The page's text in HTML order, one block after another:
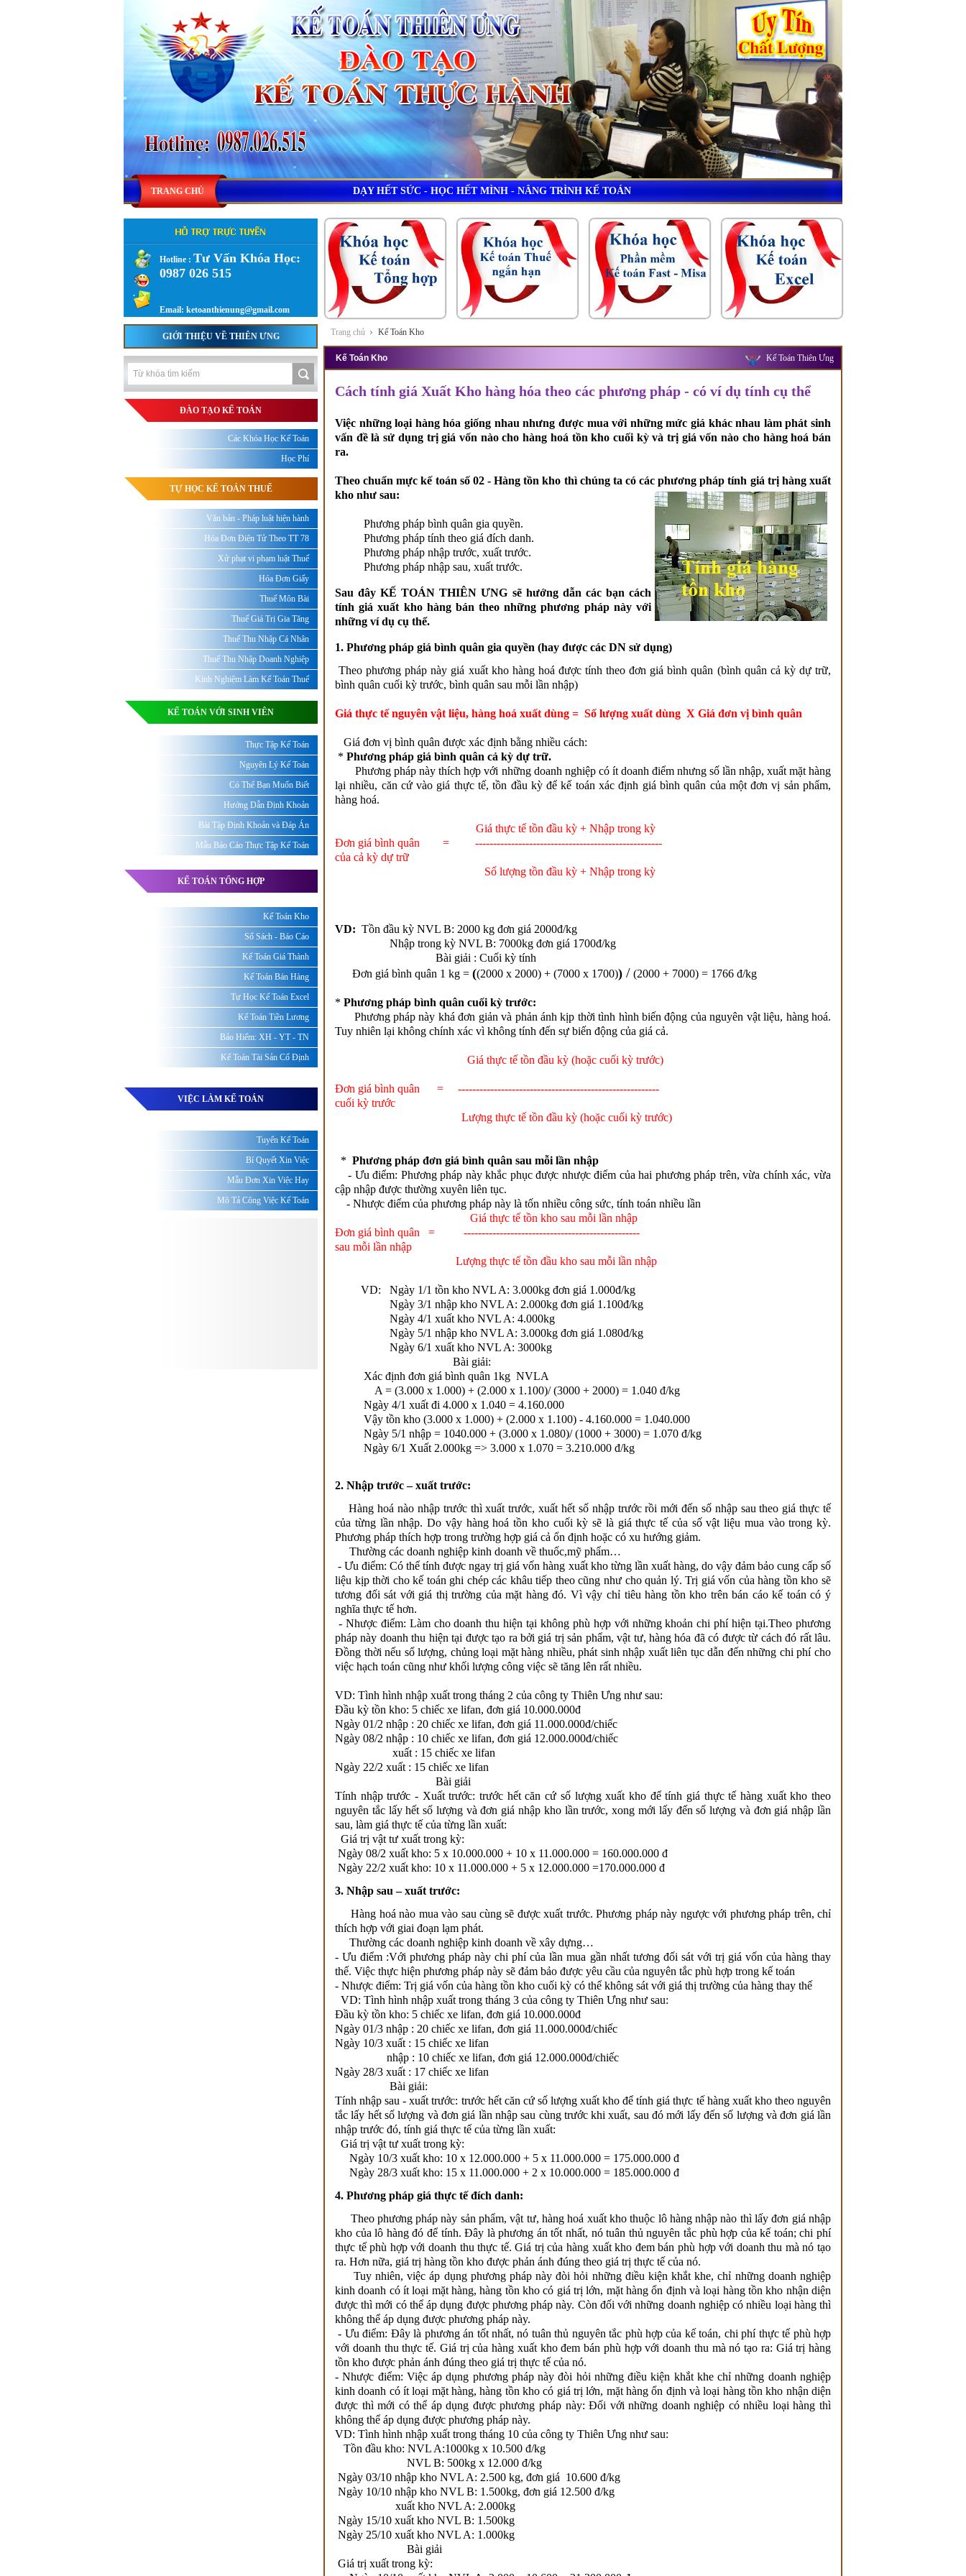
DẠY HẾT SỨC - HỌC HẾT MÌNH - NÂNG TRÌNH KẾ TOÁN
TRANG CHỦ
Trang chủ Kế Toán Kho
Kế Toán Kho Kế Toán Thiên Ưng
Cách tính giá Xuất Kho hàng hóa theo các phương pháp - có ví dụ tính cụ thể
Việc những loại hàng hóa giống nhau nhưng được mua với những mức giá khác nhau làm phát sinh
vấn đề là sử dụng trị giá vốn nào cho hàng hoá tồn kho cuối kỳ và trị giá vốn nào cho hàng hoá bán
ra.
Theo chuẩn mực kế toán số 02 - Hàng tồn kho thì chúng ta có các phương pháp tính giá trị hàng xuất
kho như sau:
Phương pháp bình quân gia quyền.
Phương pháp tính theo giá đích danh.
Phương pháp nhập trước, xuất trước.
Phương pháp nhập sau, xuất trước.
Sau đây KẾ TOÁN THIÊN ƯNG sẽ hướng dẫn các bạn cách
tính giá xuất kho hàng bán theo những phương pháp này với
những ví dụ cụ thể.
1. Phương pháp giá bình quân gia quyền (hay được các DN sử dụng)
Theo phương pháp này giá xuất kho hàng hoá được tính theo đơn giá bình quân (bình quân cả kỳ dự trữ,
bình quân cuối kỳ trước, bình quân sau mỗi lần nhập)
Giá thực tế nguyên vật liệu, hàng hoá xuất dùng = Số lượng xuất dùng X Giá đơn vị bình quân
Giá đơn vị bình quân được xác định bằng nhiều cách:
* Phương pháp giá bình quân cả kỳ dự trữ.
Phương pháp này thích hợp với những doanh nghiệp có ít doanh điểm nhưng số lần nhập, xuất mặt hàng
lại nhiều, căn cứ vào giá thực tế, tồn đầu kỳ để kế toán xác định giá bình quân của một đơn vị sản phẩm,
hàng hoá.
Giá thực tế tồn đầu kỳ + Nhập trong kỳ
Đơn giá bình quân = ----------------------------------------------------
của cả kỳ dự trữ
Số lượng tồn đầu kỳ + Nhập trong kỳ
VD: Tồn đầu kỳ NVL B: 2000 kg đơn giá 2000đ/kg
Nhập trong kỳ NVL B: 7000kg đơn giá 1700đ/kg
Bài giải : Cuối kỳ tính
Đơn giá bình quân 1 kg = ((2000 x 2000) + (7000 x 1700)) / (2000 + 7000) = 1766 đ/kg
* Phương pháp bình quân cuối kỳ trước:
Phương pháp này khá đơn giản và phản ánh kịp thời tình hình biến động của nguyên vật liệu, hàng hoá.
Tuy nhiên lại không chính xác vì không tính đến sự biến động của giá cả.
Giá thực tế tồn đầu kỳ (hoặc cuối kỳ trước)
Đơn giá bình quân = --------------------------------------------------------
cuối kỳ trước
Lượng thực tế tồn đầu kỳ (hoặc cuối kỳ trước)
* Phương pháp đơn giá bình quân sau mỗi lần nhập
- Ưu điểm: Phương pháp này khắc phục được nhược điểm của hai phương pháp trên, vừa chính xác, vừa
cập nhập được thường xuyên liên tục.
- Nhược điểm của phương pháp này là tốn nhiều công sức, tính toán nhiều lần
Giá thực tế tồn kho sau mỗi lần nhập
Đơn giá bình quân = -------------------------------------------------
sau mỗi lần nhập
Lượng thực tế tồn đầu kho sau mỗi lần nhập
VD: Ngày 1/1 tồn kho NVL A: 3.000kg đơn giá 1.000đ/kg
Ngày 3/1 nhập kho NVL A: 2.000kg đơn giá 1.100đ/kg
Ngày 4/1 xuất kho NVL A: 4.000kg
Ngày 5/1 nhập kho NVL A: 3.000kg đơn giá 1.080đ/kg
Ngày 6/1 xuất kho NVL A: 3000kg
Bài giải:
Xác định đơn giá bình quân 1kg NVLA
A = (3.000 x 1.000) + (2.000 x 1.100)/ (3000 + 2000) = 1.040 đ/kg
Ngày 4/1 xuất đi 4.000 x 1.040 = 4.160.000
Vậy tồn kho (3.000 x 1.000) + (2.000 x 1.100) - 4.160.000 = 1.040.000
Ngày 5/1 nhập = 1040.000 + (3.000 x 1.080)/ (1000 + 3000) = 1.070 đ/kg
Ngày 6/1 Xuất 2.000kg => 3.000 x 1.070 = 3.210.000 đ/kg
2. Nhập trước – xuất trước:
Hàng hoá nào nhập trước thì xuất trước, xuất hết số nhập trước rồi mới đến số nhập sau theo giá thực tế
của từng lần nhập. Do vậy hàng hoá tồn kho cuối kỳ sẽ là giá thực tế của số vật liệu mua vào trong kỳ.
Phương pháp thích hợp trong trường hợp giá cả ổn định hoặc có xu hướng giảm.
Thường các doanh nghiệp kinh doanh về thuốc,mỹ phẩm…
- Ưu điểm: Có thể tính được ngay trị giá vốn hàng xuất kho từng lần xuất hàng, do vậy đảm bảo cung cấp số
liệu kịp thời cho kế toán ghi chép các khâu tiếp theo cũng như cho quản lý. Trị giá vốn của hàng tồn kho sẽ
tương đối sát với giá thị trường của mặt hàng đó. Vì vậy chỉ tiêu hàng tồn kho trên bán cáo kế toán có ý
nghĩa thực tế hơn.
- Nhược điểm: Làm cho doanh thu hiện tại không phù hợp với những khoản chi phí hiện tại.Theo phương
pháp này doanh thu hiện tại được tạo ra bởi giá trị sản phẩm, vật tư, hàng hóa đã có được từ cách đó rất lâu.
Đồng thời nếu số lượng, chủng loại mặt hàng nhiều, phát sinh nhập xuất liên tục dẫn đến những chi phí cho
việc hạch toán cũng như khối lượng công việc sẽ tăng lên rất nhiều.
VD: Tình hình nhập xuất trong tháng 2 của công ty Thiên Ưng như sau:
Đầu kỳ tồn kho: 5 chiếc xe lifan, đơn giá 10.000.000đ
Ngày 01/2 nhập : 20 chiếc xe lifan, đơn giá 11.000.000đ/chiếc
Ngày 08/2 nhập : 10 chiếc xe lifan, đơn giá 12.000.000đ/chiếc
xuất : 15 chiếc xe lifan
Ngày 22/2 xuất : 15 chiếc xe lifan
Bài giải
Tính nhập trước - Xuất trước: trước hết căn cứ số lượng xuất kho để tính giá thực tế hàng xuất kho theo
nguyên tắc lấy hết số lượng và đơn giá nhập kho lần trước, xong mới lấy đến số lượng và đơn giá nhập lần
sau, làm giá thực tế của từng lần xuất:
Giá trị vật tư xuất trong kỳ:
Ngày 08/2 xuất kho: 5 x 10.000.000 + 10 x 11.000.000 = 160.000.000 đ
Ngày 22/2 xuất kho: 10 x 11.000.000 + 5 x 12.000.000 =170.000.000 đ
3. Nhập sau – xuất trước:
Hàng hoá nào mua vào sau cùng sẽ được xuất trước. Phương pháp này ngược với phương pháp trên, chỉ
thích hợp với giai đoạn lạm phát.
Thường các doanh nghiệp kinh doanh về xây dựng…
- Ưu điểm :Với phương pháp này chi phí của lần mua gần nhất tương đối sát với trị giá vốn của hàng thay
thế. Việc thực hiện phương pháp này sẽ đảm bảo được yêu cầu của nguyên tắc phù hợp trong kế toán
- Nhược điểm: Trị giá vốn của hàng tồn kho cuối kỳ có thể không sát với giá thị trường của hàng thay thế
VD: Tình hình nhập xuất trong tháng 3 của công ty Thiên Ưng như sau:
Đầu kỳ tồn kho: 5 chiếc xe lifan, đơn giá 10.000.000đ
Ngày 01/3 nhập : 20 chiếc xe lifan, đơn giá 11.000.000đ/chiếc
Ngày 10/3 xuất : 15 chiếc xe lifan
nhập : 10 chiếc xe lifan, đơn giá 12.000.000đ/chiếc
Ngày 28/3 xuất : 17 chiếc xe lifan
Bài giải:
Tính nhập sau - xuất trước: trước hết căn cứ số lượng xuất kho để tính giá thực tế hàng xuất kho theo nguyên
tắc lấy hết số lượng và đơn giá lần nhập sau cùng trước khi xuất, sau đó mới lấy đến số lượng và đơn giá lần
nhập trước đó, tính giá thực tế của từng lần xuất:
Giá trị vật tư xuất trong kỳ:
Ngày 10/3 xuất kho: 10 x 12.000.000 + 5 x 11.000.000 = 175.000.000 đ
Ngày 28/3 xuất kho: 15 x 11.000.000 + 2 x 10.000.000 = 185.000.000 đ
4. Phương pháp giá thực tế đích danh:
Theo phương pháp này sản phẩm, vật tư, hàng hoá xuất kho thuộc lô hàng nhập nào thì lấy đơn giá nhập
kho của lô hàng đó để tính. Đây là phương án tốt nhất, nó tuân thủ nguyên tắc phù hợp của kế toán; chi phí
thực tế phù hợp với doanh thu thực tế. Giá trị của hàng xuất kho đem bán phù hợp với doanh thu mà nó tạo
ra. Hơn nữa, giá trị hàng tồn kho được phản ánh đúng theo giá trị thực tế của nó.
Tuy nhiên, việc áp dụng phương pháp này đòi hỏi những điều kiện khắt khe, chỉ những doanh nghiệp
kinh doanh có ít loại mặt hàng, hàng tồn kho có giá trị lớn, mặt hàng ổn định và loại hàng tồn kho nhận diện
được thì mới có thể áp dụng được phương pháp này. Còn đối với những doanh nghiệp có nhiều loại hàng thì
không thể áp dụng được phương pháp này.
- Ưu điểm: Đây là phương án tốt nhất, nó tuân thủ nguyên tắc phù hợp của kế toán, chi phí thực tế phù hợp
với doanh thu thực tế. Giá trị của hàng xuất kho đem bán phù hợp với doanh thu mà nó tạo ra: Giá trị hàng
tồn kho được phản ánh đúng theo giá trị thực tế của nó.
- Nhược điểm: Việc áp dụng phương pháp này đòi hỏi những điều kiện khắt khe chỉ những doanh nghiệp
kinh doanh có ít loại mặt hàng, hàng tồn kho có giá trị lớn, mặt hàng ổn định và loại hàng tồn kho nhận diện
được thì mới có thể áp dụng được phương pháp này: Đối với những doanh nghiệp có nhiều loại hàng thì
không thể áp dụng được phương pháp này.
VD: Tình hình nhập xuất trong tháng 10 của công ty Thiên Ưng như sau:
Tồn đầu kho: NVL A:1000kg x 10.500 đ/kg
NVL B: 500kg x 12.000 đ/kg
Ngày 03/10 nhập kho NVL A: 2.500 kg, đơn giá 10.600 đ/kg
Ngày 10/10 nhập kho NVL B: 1.500kg, đơn giá 12.500 đ/kg
xuất kho NVL A: 2.000kg
Ngày 15/10 xuất kho NVL B: 1.500kg
Ngày 25/10 xuất kho NVL A: 1.000kg
Bài giải
Giá trị xuất trong kỳ:
Hotline : Tư Vấn Khóa Học:
0987 026 515
.
Email: ketoanthienung@gmail.com
GIỚI THIỆU VỀ THIÊN ƯNG
ĐÀO TẠO KẾ TOÁN
Các Khóa Học Kế Toán
Học Phí
TỰ HỌC KẾ TOÁN THUẾ
Văn bản - Pháp luật hiện hành
Hóa Đơn Điện Tử Theo TT 78
Xử phạt vi phạm luật Thuế
Hóa Đơn Giấy
Thuế Môn Bài
Thuế Giá Trị Gia Tăng
Thuế Thu Nhập Cá Nhân
Thuế Thu Nhập Doanh Nghiệp
Kinh Nghiệm Làm Kế Toán Thuế
KẾ TOÁN VỚI SINH VIÊN
Thực Tập Kế Toán
Nguyên Lý Kế Toán
Có Thể Bạn Muốn Biết
Hướng Dẫn Định Khoản
Bài Tập Định Khoản và Đáp Án
Mẫu Báo Cáo Thực Tập Kế Toán
KẾ TOÁN TỔNG HỢP
Kế Toán Kho
Sổ Sách - Báo Cáo
Kế Toán Giá Thành
Kế Toán Bán Hàng
Tự Học Kế Toán Excel
Kế Toán Tiền Lương
Bảo Hiểm: XH - YT - TN
Kế Toán Tài Sản Cố Định
VIỆC LÀM KẾ TOÁN
Tuyển Kế Toán
Bí Quyết Xin Việc
Mẫu Đơn Xin Việc Hay
Mô Tả Công Việc Kế Toán